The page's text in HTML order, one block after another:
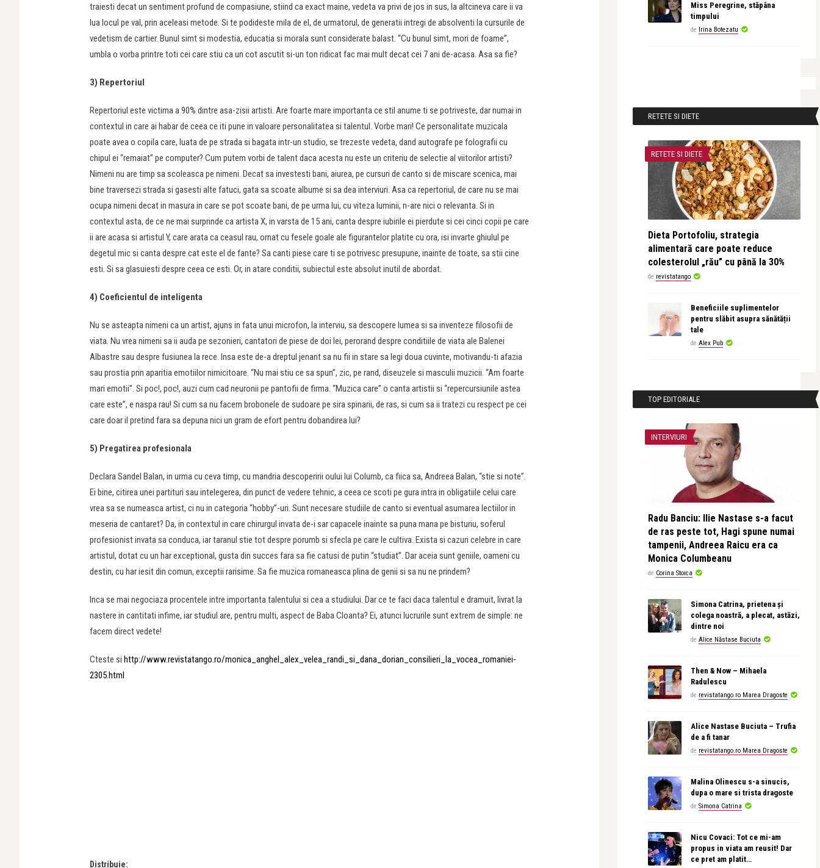
traiesti decat un sentiment profund de compasiune, stiind ca exact maine, vedeta va privi de jos in sus, la altcineva care ii va
lua locul pe val, prin aceleasi metode. Si te podideste mila de el, de urmatorul, de generatii intregi de absolventi la cursurile de
vedetism de cartier. Bunul simt si modestia, educatia si morala sunt considerate balast. “Cu bunul simt, mori de foame”,
umbla o vorba printre toti cei care stiu ca un cot ascutit si-un ton ridicat fac mai mult decat cei 7 ani de-acasa. Asa sa fie?
3) Repertoriul
Repertoriul este victima a 90% dintre asa-zisii artisti. Are foarte mare importanta ce stil anume ti se potriveste, dar numai in
contextul in care ai habar de ceea ce iti pune in valoare personalitatea si talentul. Vorbe mari! Ce personalitate muzicala
poate avea o copila care, luata de pe strada si bagata intr-un studio, se trezeste vedeta, dand autografe pe folografii cu
chipul ei “remaiat” pe computer? Cum putem vorbi de talent daca acesta nu este un criteriu de selectie al viitorilor artisti?
Nimeni nu are timp sa scoleasca pe nimeni. Decat sa investesti bani, aiurea, pe cursuri de canto si de miscare scenica, mai
bine traversezi strada si gasesti alte fatuci, gata sa scoate albume si sa dea interviuri. Asa ca repertoriul, de care nu se mai
ocupa nimeni decat in masura in care se pot scoate bani, de pe urma lui, cu viteza luminii, n-are nici o relevanta. Si in
contextul asta, de ce ne mai surprinde ca artista X, in varsta de 15 ani, canta despre iubirile ei pierdute si cei cinci copii pe care
ii are acasa si artistul Y, care arata ca ceasul rau, ornat cu fesele goale ale figurantelor platite cu ora, isi invarte ghiulul pe
degetul mic si canta despre cat este el de fante? Sa canti piese care ti se potrivesc presupune, inainte de toate, sa stii cine
esti. Si sa glasuiesti despre ceea ce esti. Or, in atare conditii, subiectul este absolut inutil de abordat.
4) Coeficientul de inteligenta
Nu se asteapta nimeni ca un artist, ajuns in fata unui microfon, la interviu, sa descopere lumea si sa inventeze filosofii de
viata. Nu vrea nimeni sa ii auda pe sezonieri, cantatori de piese de doi lei, perorand despre conditiile de viata ale Balenei
Albastre sau despre fusiunea la rece. Insa este de-a dreptul jenant sa nu fii in stare sa legi doua cuvinte, motivandu-ti afazia
sau prostia prin aparitia emotiilor nimicitoare. “Nu mai stiu ce sa spun”, zic, pe rand, diseuzele si masculii muzicii. “Am foarte
mari emotii”. Si poc!, poc!, auzi cum cad neuronii pe pantofii de firma. “Muzica care” o canta artistii si “repercursiunile astea
care este”, e naspa rau! Si cum sa nu facem brobonele de sudoare pe sira spinarii, de ras, si cum sa ii tratezi cu respect pe cei
care doar il pretind fara sa depuna nici un gram de efort pentru dobandirea lui?
5) Pregatirea profesionala
Declara Sandel Balan, in urma cu ceva timp, cu mandria descoperirii oului lui Columb, ca fiica sa, Andreea Balan, “stie si note”.
Ei bine, citirea unei partituri sau intelegerea, din punct de vedere tehnic, a ceea ce scoti pe gura intra in obligatiile celui care
vrea sa se numeasca artist, ci nu in categoria “hobby”-uri. Sunt necesare studiile de canto si eventual asumarea lectiilor in
meseria de cantaret? Da, in contextul in care chirurgul invata de-i sar capacele inainte sa puna mana pe bisturiu, soferul
profesionist invata sa conduca, iar taranul stie tot despre porumb si sfecla pe care le cultiva. Exista si cazuri celebre in care
artistul, dotat cu un har exceptional, gusta din succes fara sa fie catusi de putin “studiat”. Dar aceia sunt geniile, oameni cu
destin, cu har iesit din comun, exceptii rarisime. Sa fie muzica romaneasca plina de genii si sa nu ne prindem?
Inca se mai negociaza procentele intre importanta talentului si cea a studiului. Dar ce te faci daca talentul e dramuit, livrat la
nastere in cantitati infime, iar studiul are, pentru multi, aspect de Baba Cloanta? Ei, atunci lucrurile sunt extrem de simple: ne
facem direct vedete!
Cteste si http://www.revistatango.ro/monica_anghel_alex_velea_randi_si_dana_dorian_consilieri_la_vocea_romaniei-
2305.html
Distribuie:
Miss Peregrine, stăpâna
timpului
de Irina Botezatu
RETETE SI DIETE
RETETE SI DIETE
Dieta Portofoliu, strategia
alimentară care poate reduce
colesterolul „rău” cu până la 30%
de revistatango
Beneficiile suplimentelor
pentru slăbit asupra sănătății
tale
de Alex Pub
TOP EDITORIALE
INTERVIURI
Radu Banciu: Ilie Nastase s-a facut
de ras peste tot, Hagi spune numai
tampenii, Andreea Raicu era ca
Monica Columbeanu
de Corina Stoica
Simona Catrina, prietena și
colega noastră, a plecat, astăzi,
dintre noi
de Alice Năstase Buciuta
Then & Now – Mihaela
Radulescu
de revistatango.ro Marea Dragoste
Alice Nastase Buciuta – Trufia
de a fi tanar
de revistatango.ro Marea Dragoste
Malina Olinescu s-a sinucis,
dupa o mare si trista dragoste
de Simona Catrina
Nicu Covaci: Tot ce mi-am
propus in viata am reusit! Dar
ce pret am platit…